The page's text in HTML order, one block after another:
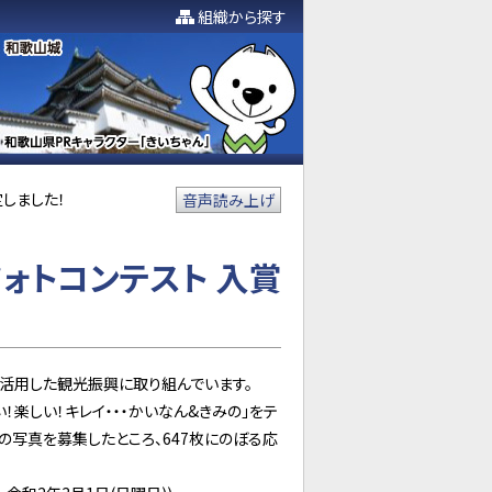
組織から探す
ました！ 音声読み上げ
トコンテスト 入賞
した観光振興に取り組んでいます。
い！キレイ・・・かいなん&きみの」をテ
写真を募集したところ、647枚にのぼる応